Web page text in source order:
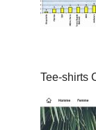
Tee-shirts